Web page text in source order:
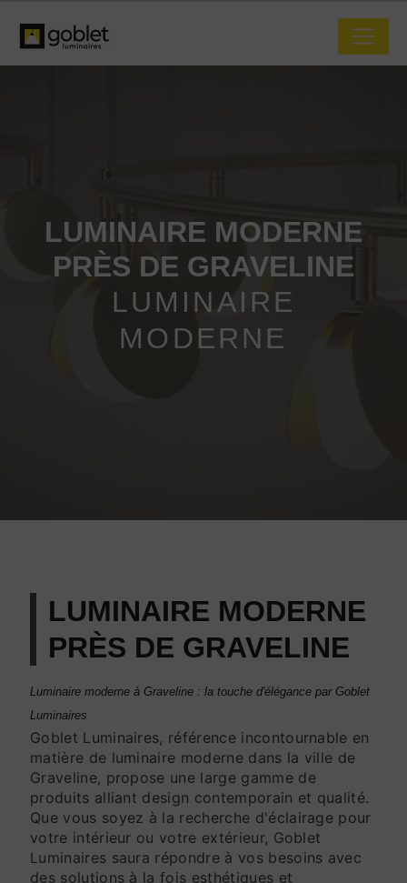
LUMINAIRE MODERNE
PRÈS DE GRAVELINE
LUMINAIRE
MODERNE
LUMINAIRE MODERNE
PRÈS DE GRAVELINE
Luminaire moderne à Graveline : la touche d'élégance par Goblet
Luminaires
Goblet Luminaires, référence incontournable en
matière de luminaire moderne dans la ville de
Graveline, propose une large gamme de
produits alliant design contemporain et qualité.
Que vous soyez à la recherche d'éclairage pour
votre intérieur ou votre extérieur, Goblet
Luminaires saura répondre à vos besoins avec
des solutions à la fois esthétiques et